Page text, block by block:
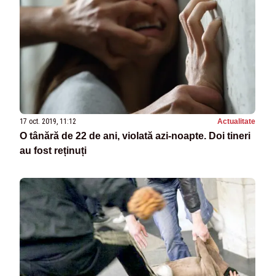
17 oct. 2019, 11:12 Actualitate
O tânără de 22 de ani, violată azi-noapte. Doi tineri
au fost reținuți